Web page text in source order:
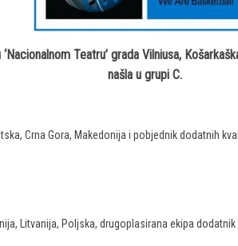
Teatru’ grada Vilniusa,
našla u grupi C.
Crna Gora, Makedonija i pobjednik dodatnih
Litvanija, Poljska, drugoplasirana ekipa dodatnik